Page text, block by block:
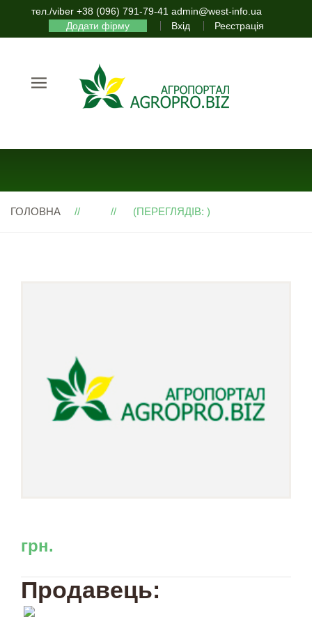
тел./viber +38 (096) 791-79-41 admin@west-info.ua
Додати фірму
Вхід Реєстрація
ГОЛОВНА (ПЕРЕГЛЯДІВ: )
грн.
Продавець: